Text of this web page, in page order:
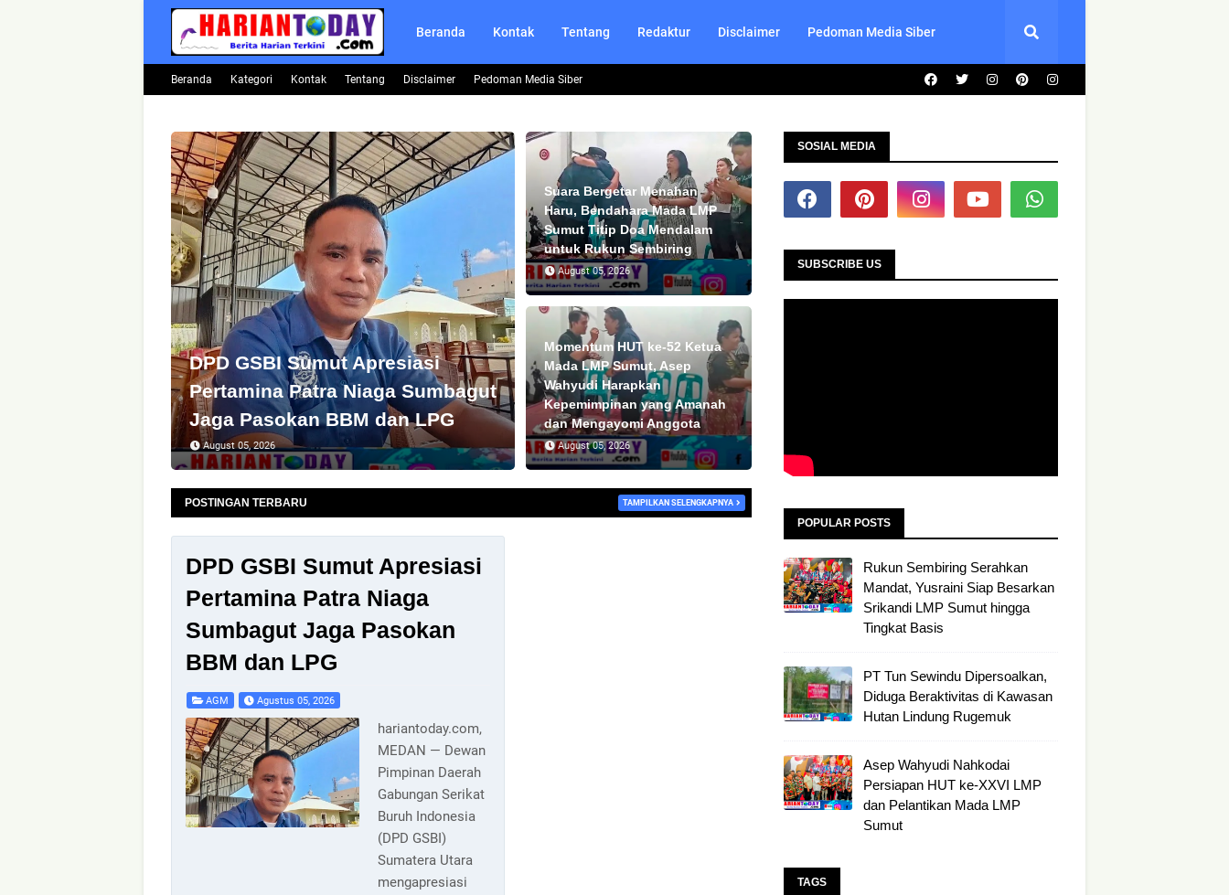
Beranda Kontak Tentang Redaktur Disclaimer Pedoman Media Siber
Beranda Kategori Kontak Tentang Disclaimer Pedoman Media Siber
DPD GSBI Sumut Apresiasi
Pertamina Patra Niaga Sumbagut
Jaga Pasokan BBM dan LPG
August 05, 2026
Suara Bergetar Menahan
Haru, Bendahara Mada LMP
Sumut Titip Doa Mendalam
untuk Rukun Sembiring
August 05, 2026
Momentum HUT ke-52 Ketua
Mada LMP Sumut, Asep
Wahyudi Harapkan
Kepemimpinan yang Amanah
dan Mengayomi Anggota
August 05, 2026
POSTINGAN TERBARU TAMPILKAN SELENGKAPNYA
DPD GSBI Sumut Apresiasi
Pertamina Patra Niaga
Sumbagut Jaga Pasokan
BBM dan LPG
AGM Agustus 05, 2026
hariantoday.com,
MEDAN — Dewan
Pimpinan Daerah
Gabungan Serikat
Buruh Indonesia
(DPD GSBI)
Sumatera Utara
mengapresiasi
SOSIAL MEDIA
SUBSCRIBE US
POPULAR POSTS
Rukun Sembiring Serahkan
Mandat, Yusraini Siap Besarkan
Srikandi LMP Sumut hingga
Tingkat Basis
PT Tun Sewindu Dipersoalkan,
Diduga Beraktivitas di Kawasan
Hutan Lindung Rugemuk
Asep Wahyudi Nahkodai
Persiapan HUT ke-XXVI LMP
dan Pelantikan Mada LMP
Sumut
TAGS